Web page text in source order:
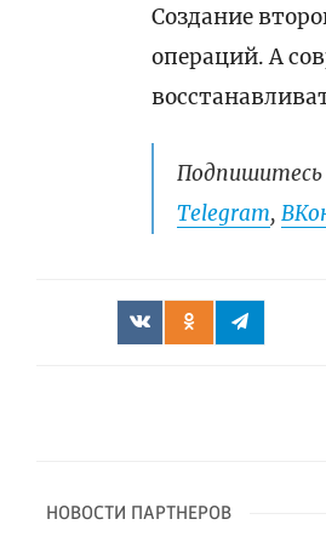
Создание
операций. А
Telegram,
НОВОСТИ ПАРТНЕРОВ